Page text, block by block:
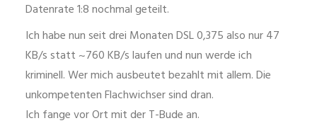
Datenrate 1:8 nochmal geteilt.
Ich habe nun seit drei Monaten DSL 0,375 also nur 47
KB/s statt ~760 KB/s laufen und nun werde ich
kriminell. Wer mich ausbeutet bezahlt mit allem. Die
unkompetenten Flachwichser sind dran.
Ich fange vor Ort mit der T-Bude an.